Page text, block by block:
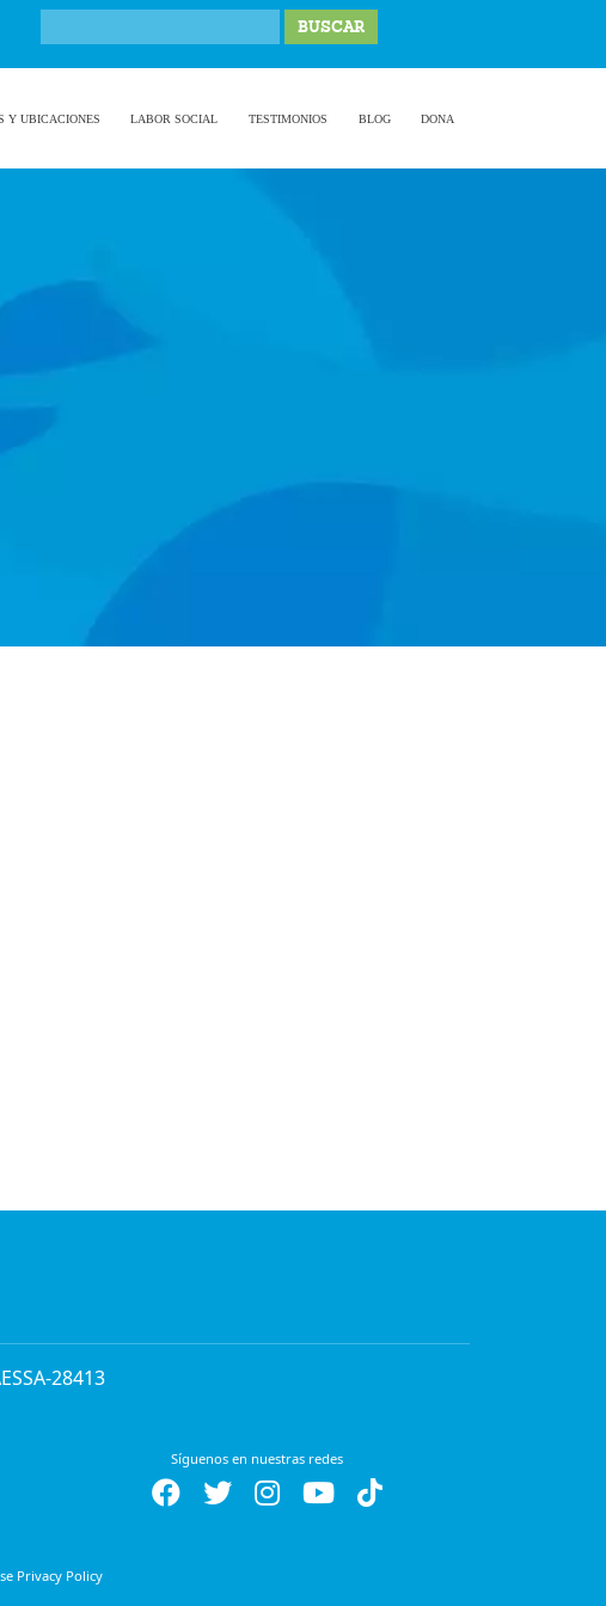
Y UBICACIONES LABOR SOCIAL TESTIMONIOS BLOG DONA
28413
Síguenos en nuestras redes
Privacy Policy